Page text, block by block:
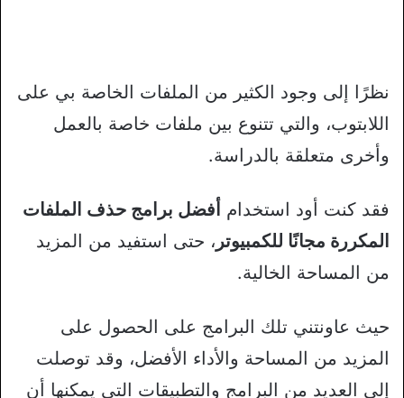
نظرًا إلى وجود الكثير من الملفات الخاصة بي على
اللابتوب، والتي تتنوع بين ملفات خاصة بالعمل
وأخرى متعلقة بالدراسة.
فقد كنت أود استخدام أفضل برامج حذف الملفات
المكررة مجانًا للكمبيوتر ، حتى استفيد من المزيد
من المساحة الخالية.
حيث عاونتني تلك البرامج على الحصول على
المزيد من المساحة والأداء الأفضل، وقد توصلت
إلى العديد من البرامج والتطبيقات التي يمكنها أن